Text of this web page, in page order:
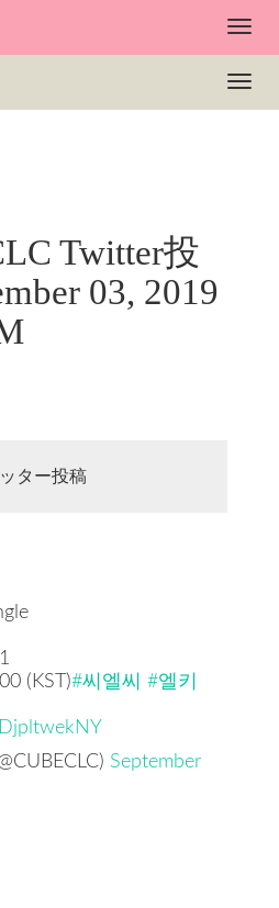
Twitter投
03, 2019
ター投稿
(KST)#씨엘씨
#엘키
September